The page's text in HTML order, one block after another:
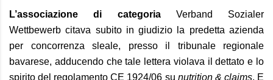
L’associazione di categoriaVerband Sozialer
Wettbewerb citava subito in giudizio la predetta azienda
per concorrenza sleale, presso il tribunale regionale
bavarese, adducendo che tale lettera violava il dettato e lo
spirito del regolamento CE 1924/06 su nutrition & claims. E